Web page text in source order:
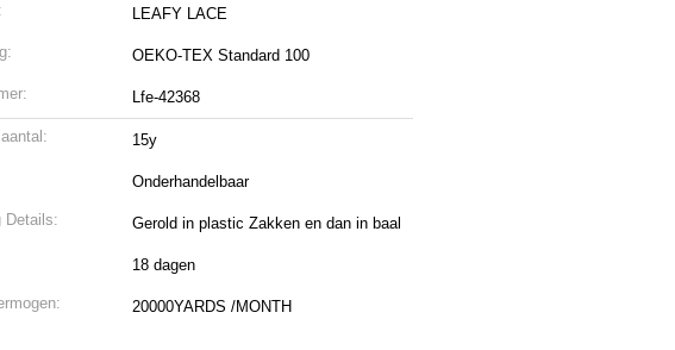
LEAFY LACE
OEKO-TEX Standard 100
Lfe-42368
15y
Onderhandelbaar
Details: Gerold in plastic Zakken en dan in baal
18 dagen
20000YARDS /MONTH